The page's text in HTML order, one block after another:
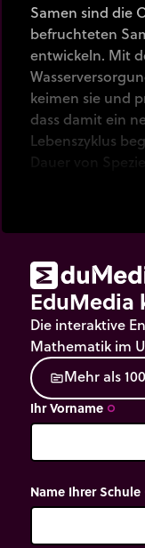
Samen sind die
befruchteten
entwickeln. Mit
keimen sie und
dass damit ein
Lebenszyklus
Dauer von
EduMedia
Die interaktive
Mathematik im
sourceMehrals100
Ihr Vorname trip_origin
Name Ihrer Schule